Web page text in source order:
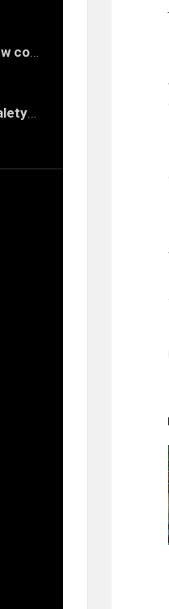
Znaczenie detali montażowych w codziennej pracy technicznej
Podłogi winylowe – jakie mają zalety w porównaniu z drewnianymi